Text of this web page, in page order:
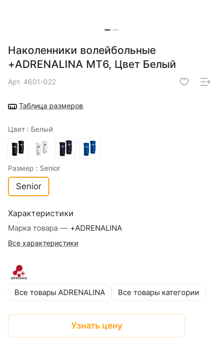
Наколенники волейбольные
+ADRENALINA MT6, Цвет Белый
Арт. 4601-022
Таблица размеров
Цвет : Белый
Размер : Senior
Senior
Характеристики
Марка товара — +ADRENALINA
Все характеристики
Все товары ADRENALINA Все товары категории
Узнать цену